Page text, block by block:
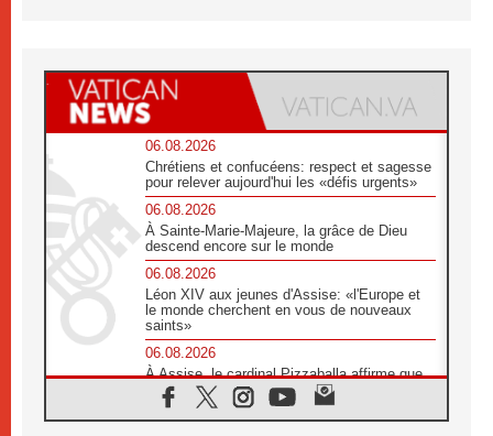
06.08.2026
Chrétiens et confucéens: respect et sagesse
pour relever aujourd'hui les «défis urgents»
06.08.2026
À Sainte-Marie-Majeure, la grâce de Dieu
descend encore sur le monde
06.08.2026
Léon XIV aux jeunes d'Assise: «l'Europe et
le monde cherchent en vous de nouveaux
saints»
06.08.2026
À Assise, le cardinal Pizzaballa affirme que
«les chrétiens veulent la paix»
06.08.2026